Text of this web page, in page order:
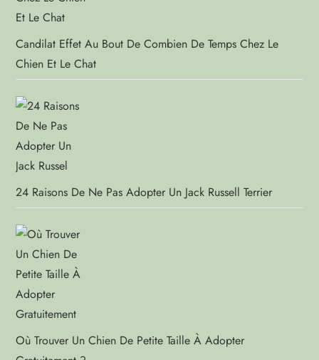
Candilat Effet Au Bout De Combien De Temps Chez Le
Chien Et Le Chat
24 Raisons De Ne Pas Adopter Un Jack Russell Terrier
Où Trouver Un Chien De Petite Taille À Adopter